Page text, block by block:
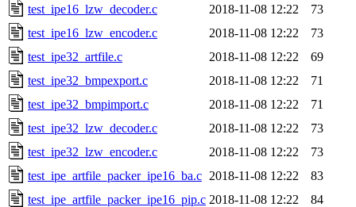
test_ipe16_lzw_decoder.c
2018-11-08 12:22
73
test_ipe16_lzw_encoder.c
2018-11-08 12:22
73
test_ipe32_artfile.c
2018-11-08 12:22
69
test_ipe32_bmpexport.c
2018-11-08 12:22
71
test_ipe32_bmpimport.c
2018-11-08 12:22
71
test_ipe32_lzw_decoder.c
2018-11-08 12:22
73
test_ipe32_lzw_encoder.c
2018-11-08 12:22
73
test_ipe_artfile_packer_ipe16_ba.c 2018-11-08 12:22
83
test_ipe_artfile_packer_ipe16_pip.c 2018-11-08 12:22
84